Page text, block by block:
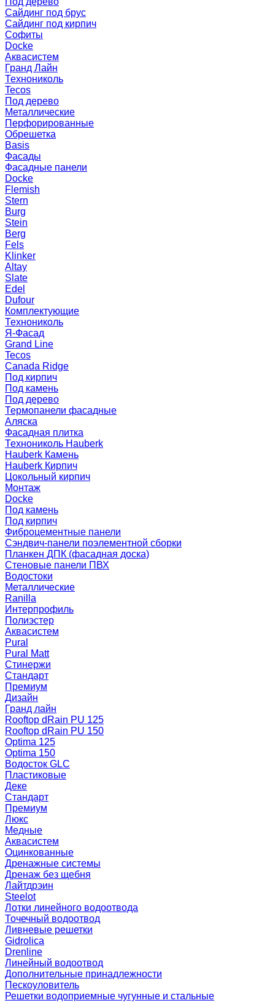
Сайдинг под брус
Сайдинг под кирпич
Софиты
Docke
Аквасистем
Гранд Лайн
Технониколь
Tecos
Под дерево
Металлические
Перфорированные
Обрешетка
Basis
Фасады
Фасадные панели
Docke
Flemish
Stern
Burg
Stein
Berg
Fels
Klinker
Altay
Slate
Edel
Dufour
Комплектующие
Технониколь
Я-Фасад
Grand Line
Tecos
Canada Ridge
Под кирпич
Под камень
Под дерево
Термопанели фасадные
Аляска
Фасадная плитка
Технониколь Hauberk
Hauberk Камень
Hauberk Кирпич
Цокольный кирпич
Монтаж
Docke
Под камень
Под кирпич
Фиброцементные панели
Сэндвич-панели поэлементной сборки
Планкен ДПК (фасадная доска)
Стеновые панели ПВХ
Водостоки
Металлические
Ranilla
Интерпрофиль
Полиэстер
Аквасистем
Pural
Pural Matt
Стинержи
Стандарт
Премиум
Дизайн
Гранд лайн
Rooftop dRain PU 125
Rooftop dRain PU 150
Optima 125
Optima 150
Водосток GLC
Пластиковые
Деке
Стандарт
Премиум
Люкс
Медные
Аквасистем
Оцинкованные
Дренажные системы
Дренаж без щебня
Лайтдрэин
Steelot
Лотки линейного водоотвода
Точечный водоотвод
Ливневые решетки
Gidrolica
Drenline
Линейный водоотвод
Дополнительные принадлежности
Пескоуловитель
Решетки водоприемные чугунные и стальные